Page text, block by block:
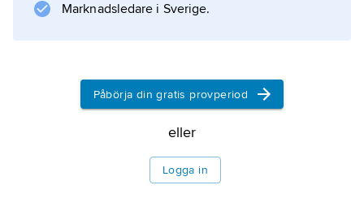
Marknadsledare i Sverige.
Påbörja din gratis provperiod
eller
Logga in